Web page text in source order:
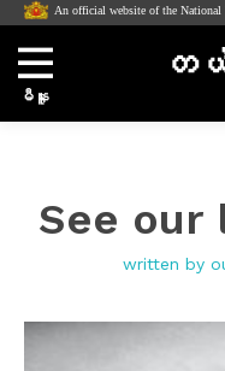
An official website of the
မီနူး
တ
See our
written by